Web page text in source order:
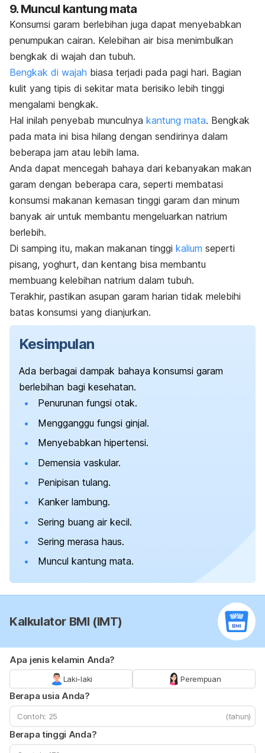
9. Muncul kantung mata
Konsumsi garam berlebihan juga dapat menyebabkan
penumpukan cairan. Kelebihan air bisa menimbulkan
bengkak di wajah dan tubuh.
Bengkak di wajah biasa terjadi pada pagi hari. Bagian
kulit yang tipis di sekitar mata berisiko lebih tinggi
mengalami bengkak.
Hal inilah penyebab munculnya kantung mata. Bengkak
pada mata ini bisa hilang dengan sendirinya dalam
beberapa jam atau lebih lama.
Anda dapat mencegah bahaya dari kebanyakan makan
garam dengan beberapa cara, seperti membatasi
konsumsi makanan kemasan tinggi garam dan minum
banyak air untuk membantu mengeluarkan natrium
berlebih.
Di samping itu, makan makanan tinggi kalium seperti
pisang, yoghurt, dan kentang bisa membantu
membuang kelebihan natrium dalam tubuh.
Terakhir, pastikan asupan garam harian tidak melebihi
batas konsumsi yang dianjurkan.
Kesimpulan
Ada berbagai dampak bahaya konsumsi garam
berlebihan bagi kesehatan.
Penurunan fungsi otak.
Mengganggu fungsi ginjal.
Menyebabkan hipertensi.
Demensia vaskular.
Penipisan tulang.
Kanker lambung.
Sering buang air kecil.
Sering merasa haus.
Muncul kantung mata.
Kalkulator BMI (IMT)
Apa jenis kelamin Anda?
Laki-laki Perempuan
Berapa usia Anda?
(tahun)
Berapa tinggi Anda?